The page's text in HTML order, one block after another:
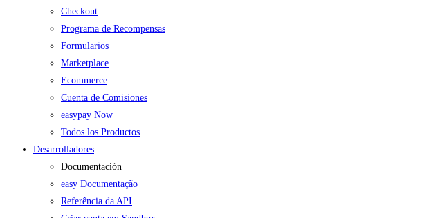
Checkout
Programa de Recompensas
Formularios
Marketplace
Ecommerce
Cuenta de Comisiones
easypay Now
Todos los Productos
Desarrolladores
Documentación
easy Documentação
Referência da API